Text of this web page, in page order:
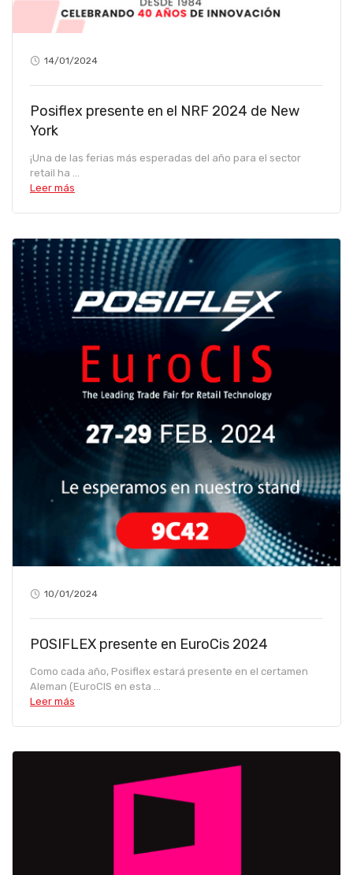
14/01/2024
Posiflex presente en el NRF 2024 de New
York
¡Una de las ferias más esperadas del año para el sector
retail ha ...
Leer más
10/01/2024
POSIFLEX presente en EuroCis 2024
Como cada año, Posiflex estará presente en el certamen
Aleman (EuroCIS en esta ...
Leer más